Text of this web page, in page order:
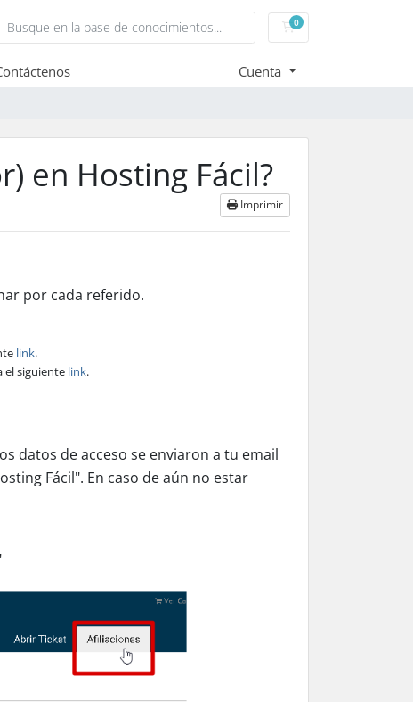
0Carro de Pedidos
Cuenta
en Hosting Fácil?
Imprimir
por cada referido.
link.
el siguiente link.
datos de acceso se enviaron a tu email
Fácil". En caso de aún no estar